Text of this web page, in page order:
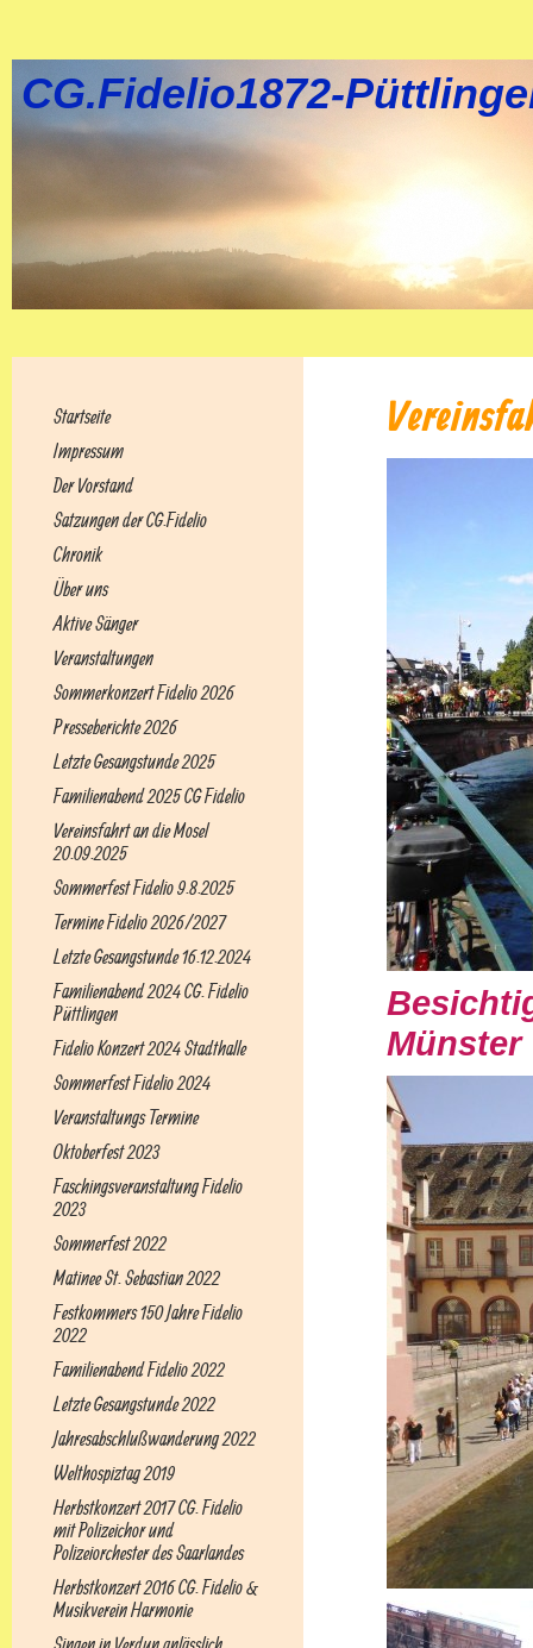
CG.Fidelio1872-
Startseite
Impressum
Der Vorstand
Satzungen der CG.Fidelio
Chronik
Über uns
Aktive Sänger
Veranstaltungen
Sommerkonzert Fidelio 2026
Presseberichte 2026
Letzte Gesangstunde 2025
Familienabend 2025 CG Fidelio
Vereinsfahrt an die Mosel
20.09.2025
Sommerfest Fidelio 9.8.2025
Termine Fidelio 2026/2027
Letzte Gesangstunde 16.12.2024
Familienabend 2024 CG. Fidelio
Püttlingen
Fidelio Konzert 2024 Stadthalle
Sommerfest Fidelio 2024
Veranstaltungs Termine
Oktoberfest 2023
Faschingsveranstaltung Fidelio
2023
Sommerfest 2022
Matinee St. Sebastian 2022
Festkommers 150 Jahre Fidelio
2022
Familienabend Fidelio 2022
Letzte Gesangstunde 2022
Jahresabschlußwanderung 2022
Welthospiztag 2019
Herbstkonzert 2017 CG. Fidelio
mit Polizeichor und
Polizeiorchester des Saarlandes
Herbstkonzert 2016 CG. Fidelio &
Musikverein Harmonie
Münster